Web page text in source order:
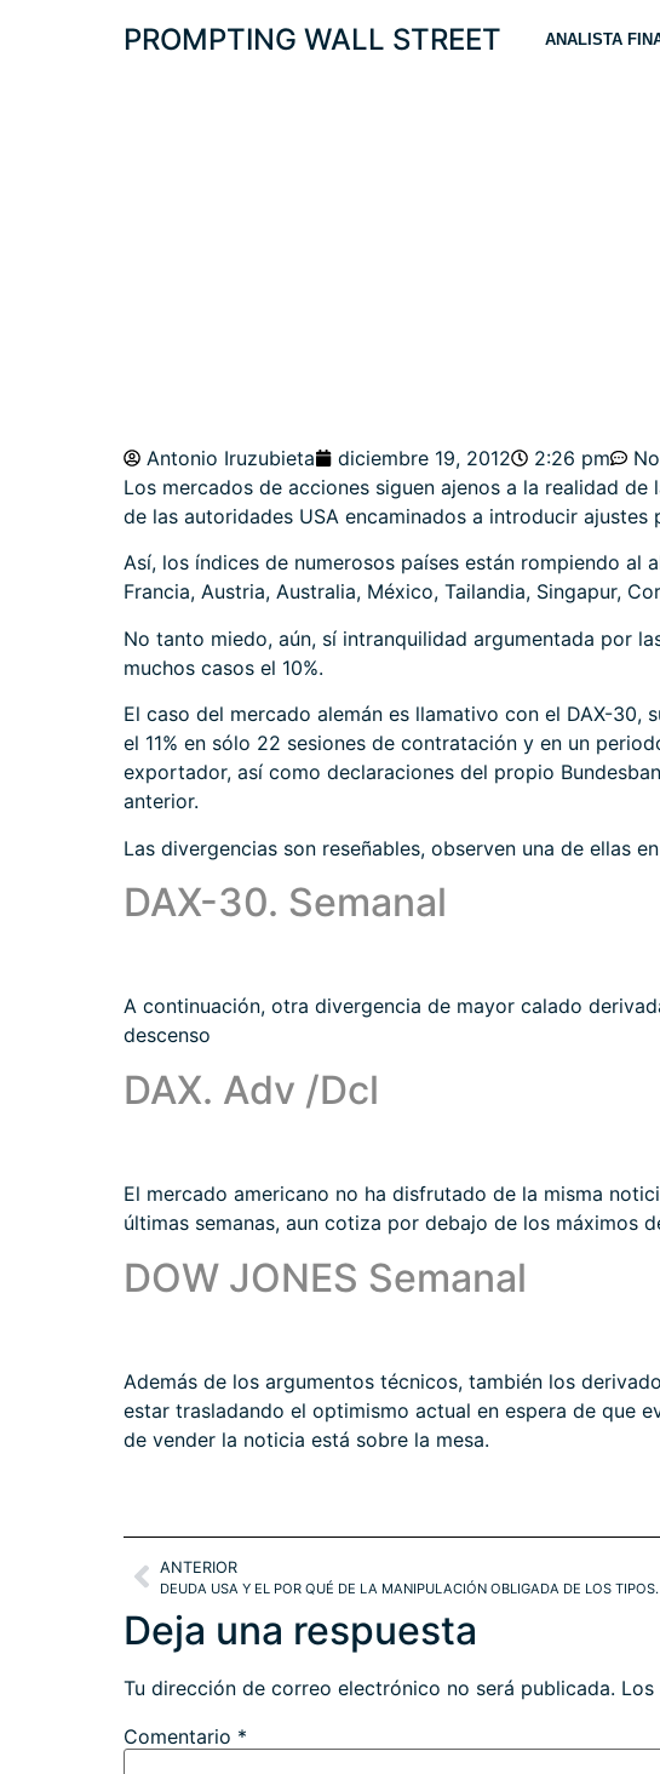
PROMPTING WALL STREET ANALISTA
Antonio Iruzubieta diciembre 19, 2012 2:26 pm
Los mercados de acciones siguen ajenos a la realidad
de las autoridades USA encaminados a introducir
Así, los índices de numerosos países están rompiendo al
Francia, Austria, Australia, México, Tailandia, Singapur,
No tanto miedo, aún, sí intranquilidad argumentada por
muchos casos el 10%.
El caso del mercado alemán es llamativo con el DAX-
el 11% en sólo 22 sesiones de contratación y en un
exportador, así como declaraciones del propio
anterior.
Las divergencias son reseñables, observen una de ellas
DAX-30. Semanal
A continuación, otra divergencia de mayor calado
descenso
DAX. Adv /Dcl
El mercado americano no ha disfrutado de la misma
últimas semanas, aun cotiza por debajo de los máximos
DOW JONES Semanal
Además de los argumentos técnicos, también los
estar trasladando el optimismo actual en espera de que
de vender la noticia está sobre la mesa.
ANTERIOR
DEUDA USA Y EL POR QUÉ DE LA MANIPULACIÓN OBLIGADA DE LOS TIPOS.
Deja una respuesta
Tu dirección de correo electrónico no será publicada.
Comentario *